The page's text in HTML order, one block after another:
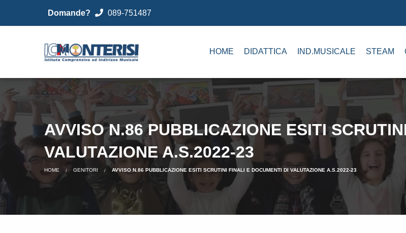
Domande? 089-751487
HOME DIDATTICA IND.MUSICALE STEAM
AVVISO N.86 PUBBLICAZIONE ESITI
VALUTAZIONE A.S.2022-23
HOME GENITORI AVVISO N.86 PUBBLICAZIONE ESITI SCRUTINI FINALI E DOCUMENTI DI VALUTAZIONE A.S.2022-23